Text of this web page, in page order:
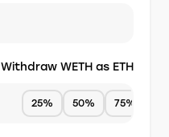
Withdraw WETH as ETH
25% 50% 75%